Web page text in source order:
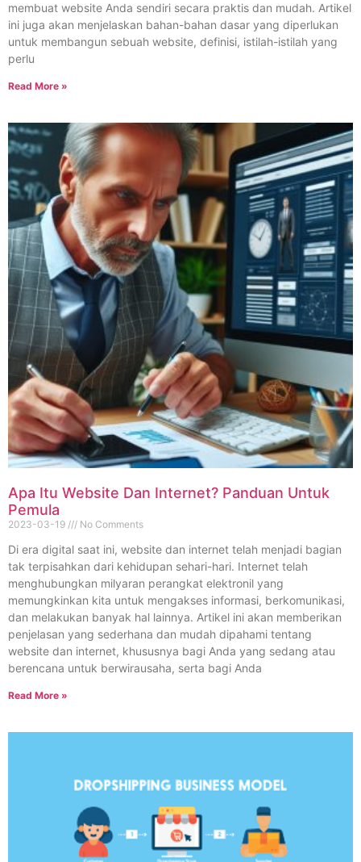
membuat website Anda sendiri secara praktis dan mudah. Artikel
ini juga akan menjelaskan bahan-bahan dasar yang diperlukan
untuk membangun sebuah website, definisi, istilah-istilah yang
perlu
Read More »
Apa Itu Website Dan Internet? Panduan Untuk
Pemula
2023-03-19 No Comments
Di era digital saat ini, website dan internet telah menjadi bagian
tak terpisahkan dari kehidupan sehari-hari. Internet telah
menghubungkan milyaran perangkat elektronil yang
memungkinkan kita untuk mengakses informasi, berkomunikasi,
dan melakukan banyak hal lainnya. Artikel ini akan memberikan
penjelasan yang sederhana dan mudah dipahami tentang
website dan internet, khususnya bagi Anda yang sedang atau
berencana untuk berwirausaha, serta bagi Anda
Read More »